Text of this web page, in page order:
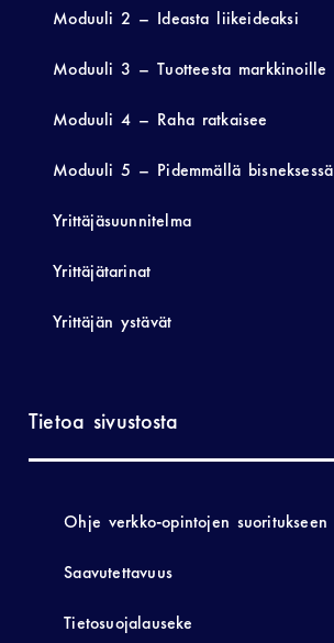
Moduuli 2 – Ideasta liikeideaksi
Moduuli 3 – Tuotteesta markkinoille
Moduuli 4 – Raha ratkaisee
Moduuli 5 – Pidemmällä bisneksessä
Yrittäjäsuunnitelma
Yrittäjätarinat
Yrittäjän ystävät
Tietoa sivustosta
Ohje verkko-opintojen suoritukseen
Saavutettavuus
Tietosuojalauseke